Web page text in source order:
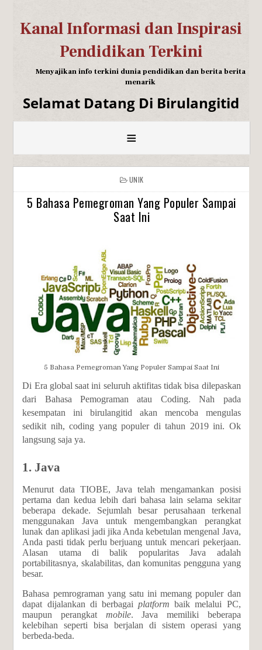
Kanal Informasi dan Inspirasi
Pendidikan Terkini
Menyajikan info terkini dunia pendidikan dan berita berita
menarik
Selamat Datang Di Birulangitid
≡
UNIK
5 Bahasa Pemegroman Yang Populer Sampai
Saat Ini
5 Bahasa Pemegroman Yang Populer Sampai Saat Ini
Di Era global saat ini seluruh aktifitas tidak bisa dilepaskan
dari Bahasa Pemograman atau Coding. Nah pada
kesempatan ini birulangitid akan mencoba mengulas
sedikit nih, coding yang populer di tahun 2019 ini. Ok
langsung saja ya.
1. Java
Menurut data TIOBE, Java telah mengamankan posisi
pertama dan kedua lebih dari bahasa lain selama sekitar
beberapa dekade. Sejumlah besar perusahaan terkenal
menggunakan Java untuk mengembangkan perangkat
lunak dan aplikasi jadi jika Anda kebetulan mengenal Java,
Anda pasti tidak perlu berjuang untuk mencari pekerjaan.
Alasan utama di balik popularitas Java adalah
portabilitasnya, skalabilitas, dan komunitas pengguna yang
besar.
Bahasa pemrograman yang satu ini memang populer dan
dapat dijalankan di berbagaiplatformbaik melalui PC,
maupun perangkat mobile. Java memiliki beberapa
kelebihan seperti bisa berjalan di sistem operasi yang
berbeda-beda.